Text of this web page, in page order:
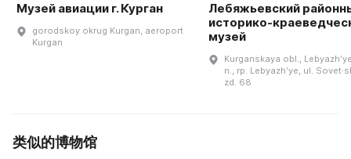
Музей авиации г. Курган
gorodskoy okrug Kurgan, aeroport
Kurgan
Лебяжьевский
историко-
музей
Kurganskaya obl.,
n., rp. Lebyazhʹye, ul.
zd. 68
类似的博物馆